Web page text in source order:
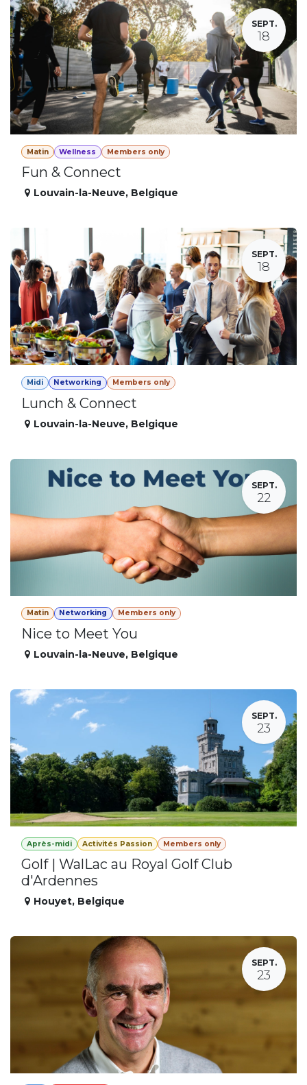
SEPT.
18
Matin Wellness Members only
Fun & Connect
Louvain-la-Neuve, Belgique
SEPT.
18
Midi Networking Members only
Lunch & Connect
Louvain-la-Neuve, Belgique
SEPT.
22
Matin Networking Members only
Nice to Meet You
Louvain-la-Neuve, Belgique
SEPT.
23
Après-midi Activités Passion Members only
Golf | WalLac au Royal Golf Club
d'Ardennes
Houyet, Belgique
SEPT.
23